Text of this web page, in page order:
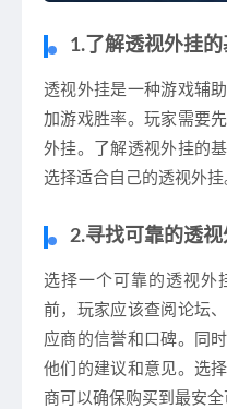
1.了解透视外挂
透视外挂是一种游戏辅
加游戏胜率。玩家需要
外挂。了解透视外挂的
选择适合自己的透视外挂
2.寻找可靠的透
选择一个可靠的透视外
前，玩家应该查阅论坛
应商的信誉和口碑。同
他们的建议和意见。选
商可以确保购买到最安全